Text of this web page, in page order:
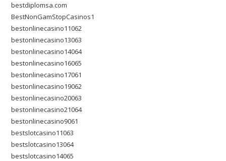
bestdiplomsa.com
BestNonGamStopCasinos1
bestonlinecasino11062
bestonlinecasino13063
bestonlinecasino14064
bestonlinecasino16065
bestonlinecasino17061
bestonlinecasino19062
bestonlinecasino20063
bestonlinecasino21064
bestonlinecasino9061
bestslotcasino11063
bestslotcasino13064
bestslotcasino14065